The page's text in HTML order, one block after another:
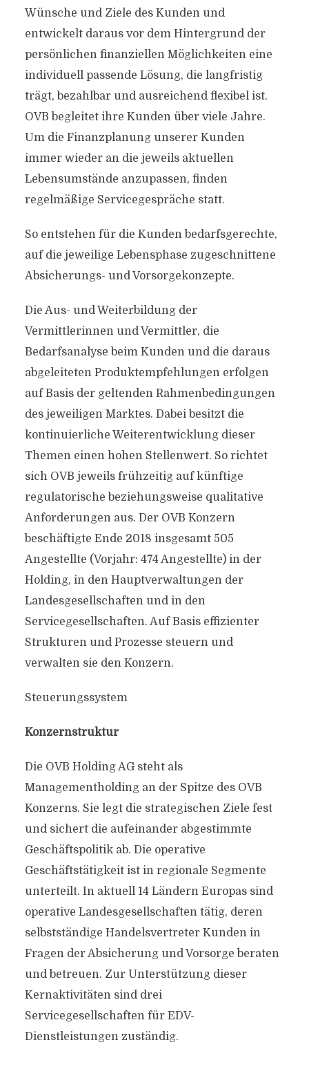
Wünsche und Ziele des Kunden und
entwickelt daraus vor dem Hintergrund der
persönlichen finanziellen Möglichkeiten eine
individuell passende Lösung, die langfristig
trägt, bezahlbar und ausreichend flexibel ist.
OVB begleitet ihre Kunden über viele Jahre.
Um die Finanzplanung unserer Kunden
immer wieder an die jeweils aktuellen
Lebensumstände anzupassen, finden
regelmäßige Servicegespräche statt.
So entstehen für die Kunden bedarfsgerechte,
auf die jeweilige Lebensphase zugeschnittene
Absicherungs- und Vorsorgekonzepte.
Die Aus- und Weiterbildung der
Vermittlerinnen und Vermittler, die
Bedarfsanalyse beim Kunden und die daraus
abgeleiteten Produktempfehlungen erfolgen
auf Basis der geltenden Rahmenbedingungen
des jeweiligen Marktes. Dabei besitzt die
kontinuierliche Weiterentwicklung dieser
Themen einen hohen Stellenwert. So richtet
sich OVB jeweils frühzeitig auf künftige
regulatorische beziehungsweise qualitative
Anforderungen aus. Der OVB Konzern
beschäftigte Ende 2018 insgesamt 505
Angestellte (Vorjahr: 474 Angestellte) in der
Holding, in den Hauptverwaltungen der
Landesgesellschaften und in den
Servicegesellschaften. Auf Basis effizienter
Strukturen und Prozesse steuern und
verwalten sie den Konzern.
Steuerungssystem
Konzernstruktur
Die OVB Holding AG steht als
Managementholding an der Spitze des OVB
Konzerns. Sie legt die strategischen Ziele fest
und sichert die aufeinander abgestimmte
Geschäftspolitik ab. Die operative
Geschäftstätigkeit ist in regionale Segmente
unterteilt. In aktuell 14 Ländern Europas sind
operative Landesgesellschaften tätig, deren
selbstständige Handelsvertreter Kunden in
Fragen der Absicherung und Vorsorge beraten
und betreuen. Zur Unterstützung dieser
Kernaktivitäten sind drei
Servicegesellschaften für EDV-
Dienstleistungen zuständig.